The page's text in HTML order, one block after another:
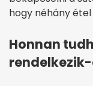
hogy néhány
Honnan